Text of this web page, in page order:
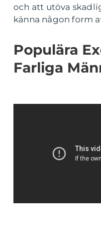
och att utöva
känna någon form
Populära
Farliga